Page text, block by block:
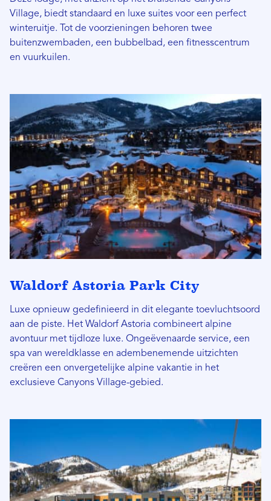
Village, biedt standaard en luxe suites voor een perfect
winteruitje. Tot de voorzieningen behoren twee
buitenzwembaden, een bubbelbad, een fitnesscentrum
en vuurkuilen.
Waldorf Astoria Park City
Luxe opnieuw gedefinieerd in dit elegante toevluchtsoord
aan de piste. Het Waldorf Astoria combineert alpine
avontuur met tijdloze luxe. Ongeëvenaarde service, een
spa van wereldklasse en adembenemende uitzichten
creëren een onvergetelijke alpine vakantie in het
exclusieve Canyons Village-gebied.